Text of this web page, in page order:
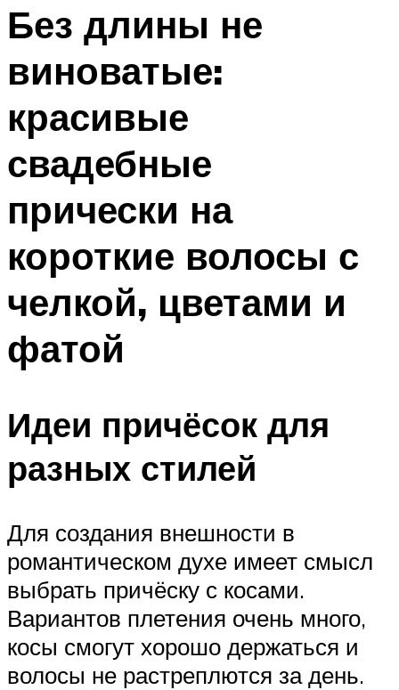
Без длины не
виноватые:
красивые
свадебные
прически на
короткие волосы с
челкой, цветами и
фатой
Идеи причёсок для
разных стилей
Для создания внешности в
романтическом духе имеет смысл
выбрать причёску с косами.
Вариантов плетения очень много,
косы смогут хорошо держаться и
волосы не растреплются за день.